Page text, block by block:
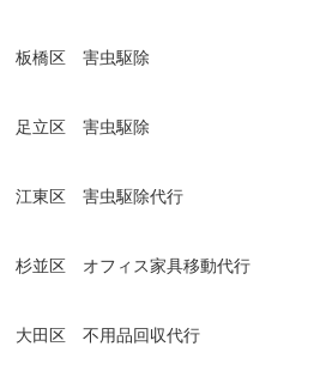
板橋区 害虫駆除
足立区 害虫駆除
江東区 害虫駆除代行
杉並区 オフィス家具移動代行
大田区 不用品回収代行